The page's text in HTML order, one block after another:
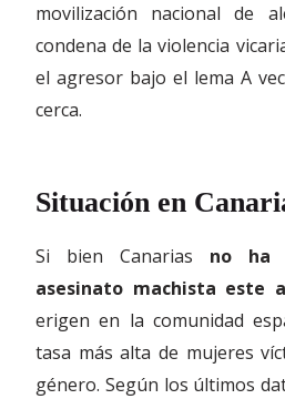
movilización nacional de
condena de la violencia
el agresor bajo el lema A
cerca.
Situación en
Si bien Canarias no ha
asesinato machista este
erigen en la comunidad
tasa más alta de mujeres
género. Según los últimos